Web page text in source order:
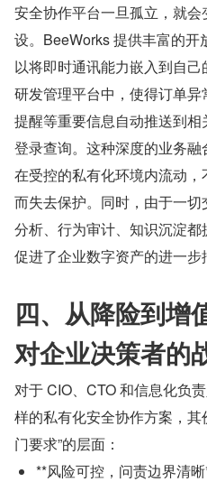
安全协作平台一旦孤立，就会
设。BeeWorks 提供丰富的
以将即时通讯能力嵌入到自己
研发管理平台中，使得订单
提醒等重要信息自动推送到
登录查询。这种深度的业务
在受控的私有化环境内流动
而失去保护。同时，由于一
分析、行为审计、知识沉淀
促进了企业数字资产的进一步
四、从降险到增
对企业决策者的
对于 CIO、CTO 和信息化负
样的私有化安全协作方案，
门要求”的层面：
**风险可控，问责边界清